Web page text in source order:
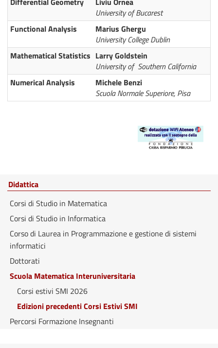
University of Bucarest
Functional Analysis
Marius Ghergu
University College Dublin
Mathematical Statistics Larry Goldstein
University of Southern California
Numerical Analysis
Michele Benzi
Scuola Normale Superiore, Pisa
Didattica
Corsi di Studio in Matematica
Corsi di Studio in Informatica
Corso di Laurea in Programmazione e gestione di sistemi
informatici
Dottorati
Scuola Matematica Interuniversitaria
Corsi estivi SMI 2026
Edizioni precedenti Corsi Estivi SMI
Percorsi Formazione Insegnanti